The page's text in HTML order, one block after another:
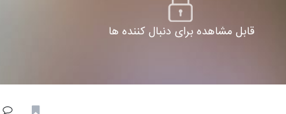
قابل مشاهده برای دنبال کننده ها